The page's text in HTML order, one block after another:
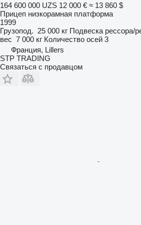
164 600 000 UZS 12 000 € ≈ 13 860 $
Прицеп низкорамная платформа
1999
Грузопод. 25 000 кг Подвеска рессора/
вес 7 000 кг Количество осей 3
Франция, Lillers
STP TRADING
Связаться с продавцом